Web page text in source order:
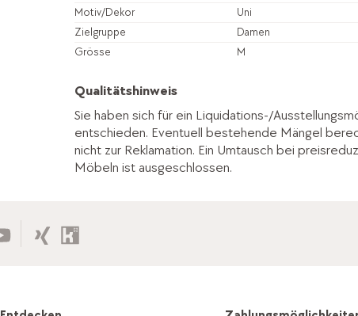
Motiv/Dekor
Uni
Zielgruppe
Damen
Grösse
M
Qualitätshinweis
Sie haben sich für ein Liquidations-/
entschieden. Eventuell bestehende Mängel
nicht zur Reklamation. Ein Umtausch bei
Möbeln ist ausgeschlossen.